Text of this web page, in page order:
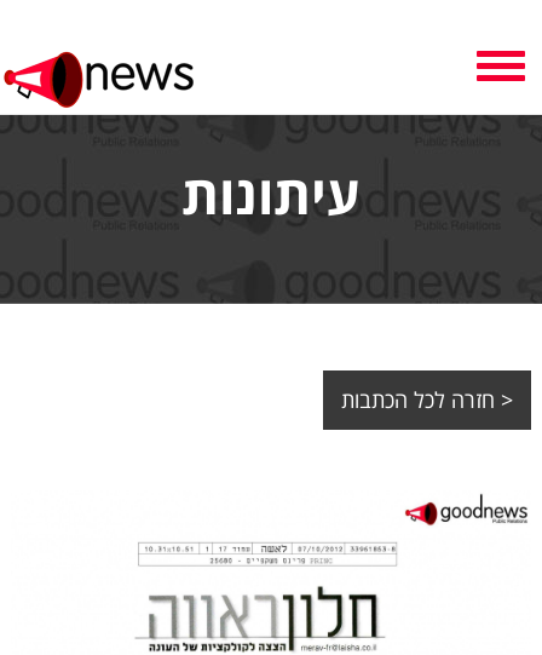
Toggle
navigation
עיתונות
< חזרה לכל הכתבות